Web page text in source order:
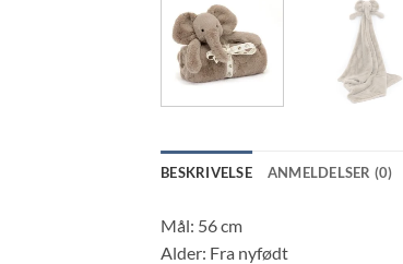
BESKRIVELSE ANMELDELSER (0)
Mål: 56 cm
Alder: Fra nyfødt